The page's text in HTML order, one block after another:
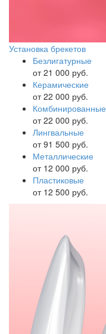
Установка брекетов
Безлигатурные
от 21 000 руб.
Керамические
от 22 000 руб.
Комбинированные
от 22 000 руб.
Лингвальные
от 91 500 руб.
Металлические
от 12 000 руб.
Пластиковые
от 12 500 руб.